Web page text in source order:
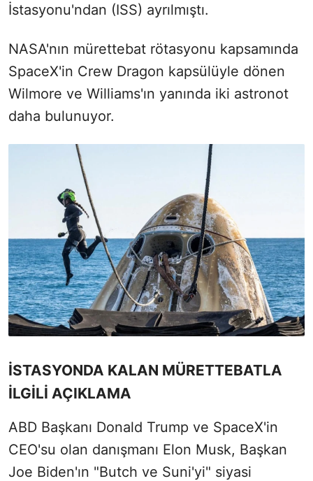
İstasyonu'ndan (ISS) ayrılmıştı.
NASA'nın mürettebat rötasyonu kapsamında
SpaceX'in Crew Dragon kapsülüyle dönen
Wilmore ve Williams'ın yanında iki astronot
daha bulunuyor.
İSTASYONDA KALAN MÜRETTEBATLA
İLGİLİ AÇIKLAMA
ABD Başkanı Donald Trump ve SpaceX'in
CEO'su olan danışmanı Elon Musk, Başkan
Joe Biden'ın "Butch ve Suni'yi" siyasi